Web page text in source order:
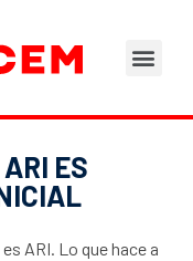
ES
ARI. Lo que hace a